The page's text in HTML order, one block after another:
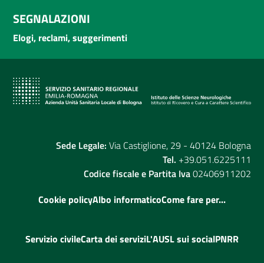
SEGNALAZIONI
Elogi, reclami, suggerimenti
Sede Legale: Via Castiglione, 29 - 40124 Bologna
Tel. +39.051.6225111
Codice fiscale e Partita Iva02406911202
Cookie policyAlbo informaticoCome fare per...
Servizio civileCarta dei serviziL'AUSL sui socialPNRR